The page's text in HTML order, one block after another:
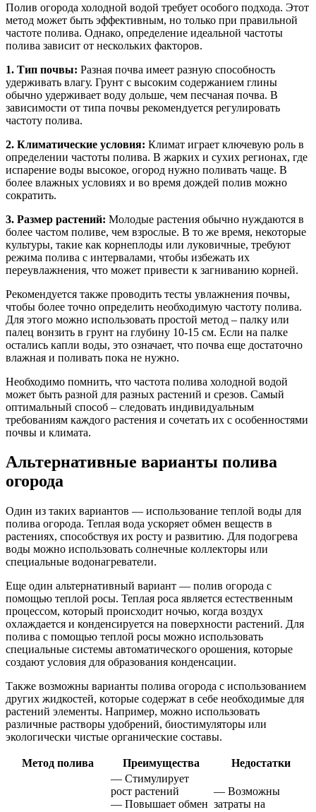
Полив огорода холодной водой требует особого подхода. Этот
метод может быть эффективным, но только при правильной
частоте полива. Однако, определение идеальной частоты
полива зависит от нескольких факторов.
1. Тип почвы: Разная почва имеет разную способность
удерживать влагу. Грунт с высоким содержанием глины
обычно удерживает воду дольше, чем песчаная почва. В
зависимости от типа почвы рекомендуется регулировать
частоту полива.
2. Климатические условия: Климат играет ключевую роль в
определении частоты полива. В жарких и сухих регионах, где
испарение воды высокое, огород нужно поливать чаще. В
более влажных условиях и во время дождей полив можно
сократить.
3. Размер растений: Молодые растения обычно нуждаются в
более частом поливе, чем взрослые. В то же время, некоторые
культуры, такие как корнеплоды или луковичные, требуют
режима полива с интервалами, чтобы избежать их
переувлажнения, что может привести к загниванию корней.
Рекомендуется также проводить тесты увлажнения почвы,
чтобы более точно определить необходимую частоту полива.
Для этого можно использовать простой метод – палку или
палец вонзить в грунт на глубину 10-15 см. Если на палке
остались капли воды, это означает, что почва еще достаточно
влажная и поливать пока не нужно.
Необходимо помнить, что частота полива холодной водой
может быть разной для разных растений и срезов. Самый
оптимальный способ – следовать индивидуальным
требованиям каждого растения и сочетать их с особенностями
почвы и климата.
Альтернативные варианты полива
огорода
Один из таких вариантов — использование теплой воды для
полива огорода. Теплая вода ускоряет обмен веществ в
растениях, способствуя их росту и развитию. Для подогрева
воды можно использовать солнечные коллекторы или
специальные водонагреватели.
Еще один альтернативный вариант — полив огорода с
помощью теплой росы. Теплая роса является естественным
процессом, который происходит ночью, когда воздух
охлаждается и конденсируется на поверхности растений. Для
полива с помощью теплой росы можно использовать
специальные системы автоматического орошения, которые
создают условия для образования конденсации.
Также возможны варианты полива огорода с использованием
других жидкостей, которые содержат в себе необходимые для
растений элементы. Например, можно использовать
различные растворы удобрений, биостимуляторы или
экологически чистые органические составы.
Метод полива Преимущества
Недостатки
— Стимулирует
рост растений
— Повышает обмен
— Возможны
затраты на